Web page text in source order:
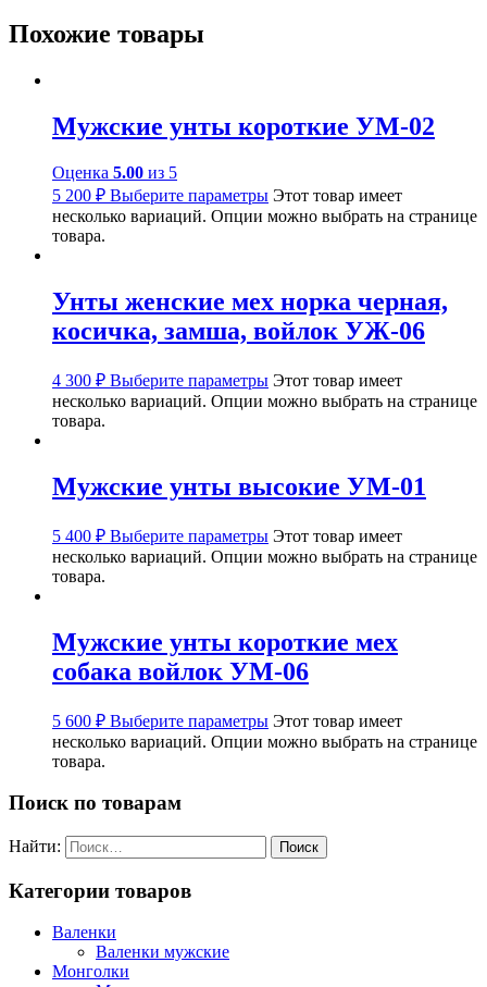
Похожие товары
Мужские унты короткие УМ-02
Оценка 5.00 из 5
5 200 ₽ Выберите параметры Этот товар имеет
несколько вариаций. Опции можно выбрать на странице
товара.
Унты женские мех норка черная,
косичка, замша, войлок УЖ-06
4 300 ₽ Выберите параметры Этот товар имеет
несколько вариаций. Опции можно выбрать на странице
товара.
Мужские унты высокие УМ-01
5 400 ₽ Выберите параметры Этот товар имеет
несколько вариаций. Опции можно выбрать на странице
товара.
Мужские унты короткие мех
собака войлок УМ-06
5 600 ₽ Выберите параметры Этот товар имеет
несколько вариаций. Опции можно выбрать на странице
товара.
Поиск по товарам
Найти:
Категории товаров
Валенки
Валенки мужские
Монголки